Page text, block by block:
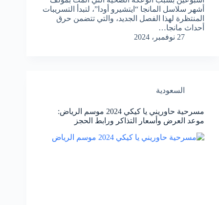
أشهر سلاسل المانجا “ايتشيرو أودا”، لتبدأ التسريبات
المنتظرة لهذا الفصل الجديد، والتي تتضمن حرق
أحداث مانجا…
27 نوفمبر، 2024
السعودية
مسرحية حاوريني يا كيكي 2024 موسم الرياض:
موعد العرض وأسعار التذاكر ورابط الحجز